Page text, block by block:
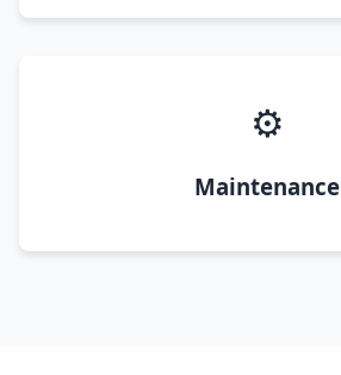
⚙️
Maintenance